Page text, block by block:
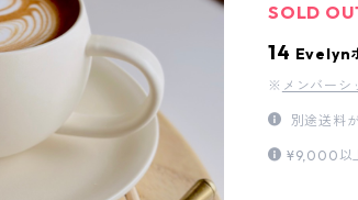
SOLD
14 Evelyn
※ メンバーシ
別途送料
¥9,000以